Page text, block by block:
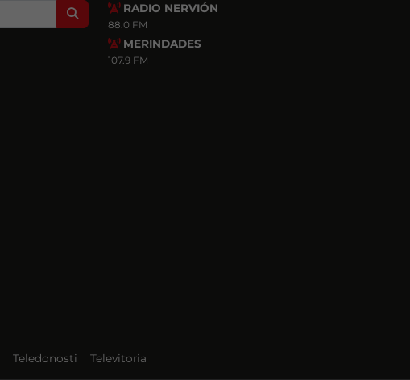
Search RADIO NERVIÓN
88.0 FM
MERINDADES
107.9 FM
Teledonosti Televitoria